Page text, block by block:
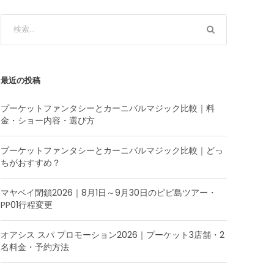
最近の投稿
プーケットファンタシーとカーニバルマジック比較｜料
金・ショー内容・選び方
プーケットファンタシーとカーニバルマジック比較｜どっ
ちがおすすめ？
マヤベイ閉鎖2026｜8月1日～9月30日のピピ島ツアー・
PP01行程変更
オアシス スパ プロモーション2026｜プーケット3店舗・2
名料金・予約方法